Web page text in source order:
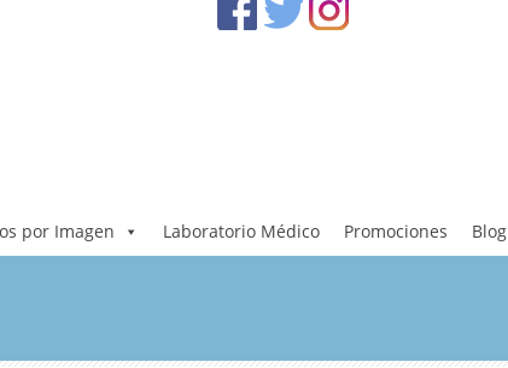
por Imagen Laboratorio Médico Promociones Blog